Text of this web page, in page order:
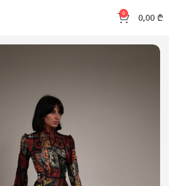
0 0,00 ₾